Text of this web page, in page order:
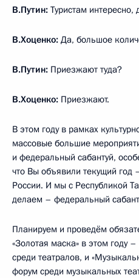
В.Путин: Туристам интересно,
В.Хоценко: Да, большое
В.Путин: Приезжают туда?
В.Хоценко: Приезжают.
В этом году в рамках
массовые большие
и федеральный сабантуй,
что Вы объявили текущий год
России. И мы с Республикой
делаем – федеральный
Планируем и проведём
«Золотая маска» в этом году
среди театралов, и
форум среди музыкальных